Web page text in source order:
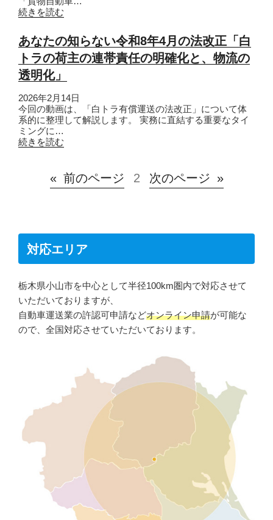
続きを読む
あなたの知らない令和8年4月の法改正「白
トラの荷主の連帯責任の明確化と、物流の
透明化」
2026年2月14日
今回の動画は、「白トラ有償運送の法改正」について体
系的に整理して解説します。 実務に直結する重要なタイ
ミングに…
続きを読む
« 前のページ 2 次のページ »
対応エリア
栃木県小山市を中心として半径100km圏内で対応させて
いただいておりますが、
自動車運送業の許認可申請などオンライン申請が可能な
ので、全国対応させていただいております。